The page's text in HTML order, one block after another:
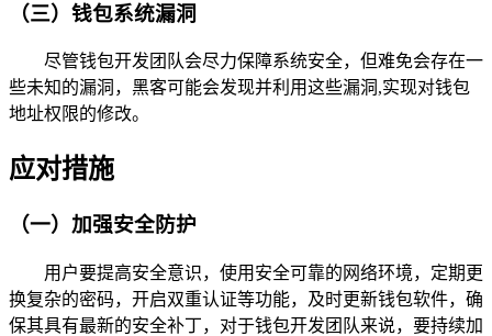
（三）钱包系统漏洞
尽管钱包开发团队会尽力保障系统安全，但难免会存在一
些未知的漏洞，黑客可能会发现并利用这些漏洞,实现对钱包
地址权限的修改。
应对措施
（一）加强安全防护
用户要提高安全意识，使用安全可靠的网络环境，定期更
换复杂的密码，开启双重认证等功能，及时更新钱包软件，确
保其具有最新的安全补丁，对于钱包开发团队来说，要持续加